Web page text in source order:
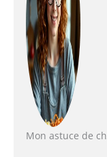
Mon astuce de